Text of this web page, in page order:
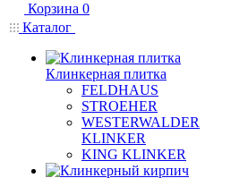
Корзина 0
Каталог
Клинкерная плитка
FELDHAUS
STROEHER
WESTERWALDER
KLINKER
KING KLINKER